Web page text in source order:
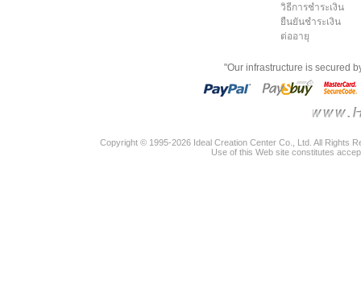
วิธีการชำระเงิน
ยืนยันชำระเงิน
ต่ออายุ
"Our infrastructure is secured
Copyright © 1995-2026 Ideal Creation Center Co., Ltd. All Rights
Use of this Web site constitutes